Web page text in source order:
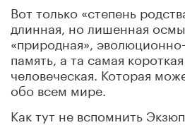
Вот только «степень
длинная, но лишенная
«природная»,
память, а та самая
человеческая. Которая
обо всем мире.
Как тут не вспомнить